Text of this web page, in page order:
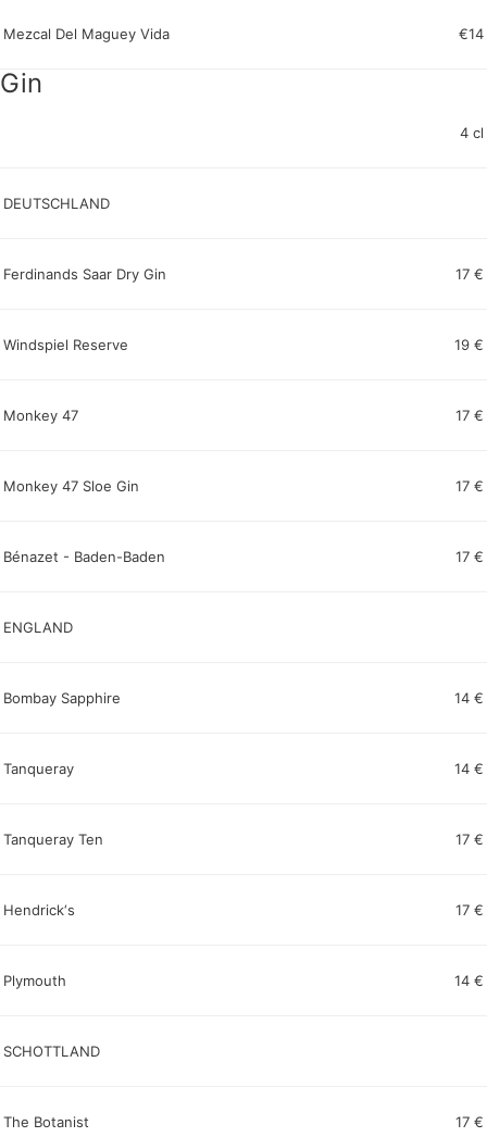
Mezcal Del Maguey Vida €14
Gin
4 cl
DEUTSCHLAND
Ferdinands Saar Dry Gin 17 €
Windspiel Reserve 19 €
Monkey 47 17 €
Monkey 47 Sloe Gin 17 €
Bénazet - Baden-Baden 17 €
ENGLAND
Bombay Sapphire 14 €
Tanqueray 14 €
Tanqueray Ten 17 €
Hendrick‘s 17 €
Plymouth 14 €
SCHOTTLAND
The Botanist 17 €